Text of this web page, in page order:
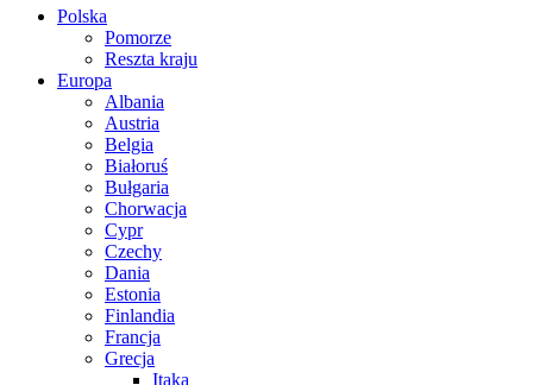
Polska
Pomorze
Reszta kraju
Europa
Albania
Austria
Belgia
Białoruś
Bułgaria
Chorwacja
Cypr
Czechy
Dania
Estonia
Finlandia
Francja
Grecja
Itaka